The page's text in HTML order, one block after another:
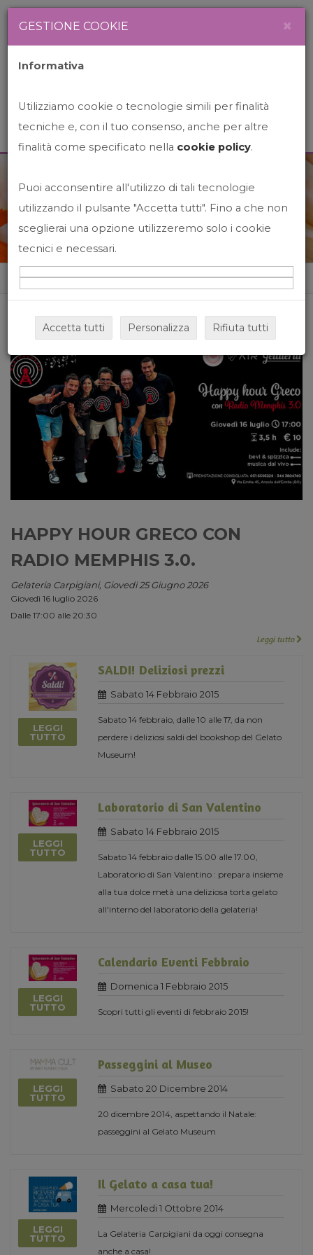
News&Events
Home News&events
HAPPY HOUR GRECO CON
RADIO MEMPHIS 3.0.
Gelateria Carpigiani, Giovedi 25 Giugno 2026
Giovedì 16 luglio 2026
Dalle 17:00 alle 20:30
Leggi tutto
LEGGI
TUTTO
SALDI! Deliziosi prezzi
Sabato 14 Febbraio 2015
Sabato 14 febbraio, dalle 10 alle 17, da non
perdere i deliziosi saldi del bookshop del Gelato
Museum!
LEGGI
TUTTO
Laboratorio di San Valentino
Sabato 14 Febbraio 2015
Sabato 14 febbraio dalle 15.00 alle 17.00,
Laboratorio di San Valentino : prepara insieme
alla tua dolce metà una deliziosa torta gelato
all'interno del laboratorio della gelateria!
LEGGI
TUTTO
Calendario Eventi Febbraio
Domenica 1 Febbraio 2015
Scopri tutti gli eventi di febbraio 2015!
LEGGI
TUTTO
Passeggini al Museo
Sabato 20 Dicembre 2014
20 dicembre 2014, aspettando il Natale:
passeggini al Gelato Museum
LEGGI
TUTTO
Il Gelato a casa tua!
Mercoledi 1 Ottobre 2014
La Gelateria Carpigiani da oggi consegna
anche a casa!
GESTIONE COOKIE ×
Informativa
Utilizziamo cookie o tecnologie simili per finalità
tecniche e, con il tuo consenso, anche per altre
finalità come specificato nella cookie policy.
Puoi acconsentire all'utilizzo di tali tecnologie
utilizzando il pulsante "Accetta tutti". Fino a che non
sceglierai una opzione utilizzeremo solo i cookie
tecnici e necessari.
Accetta tutti Personalizza Rifiuta tutti